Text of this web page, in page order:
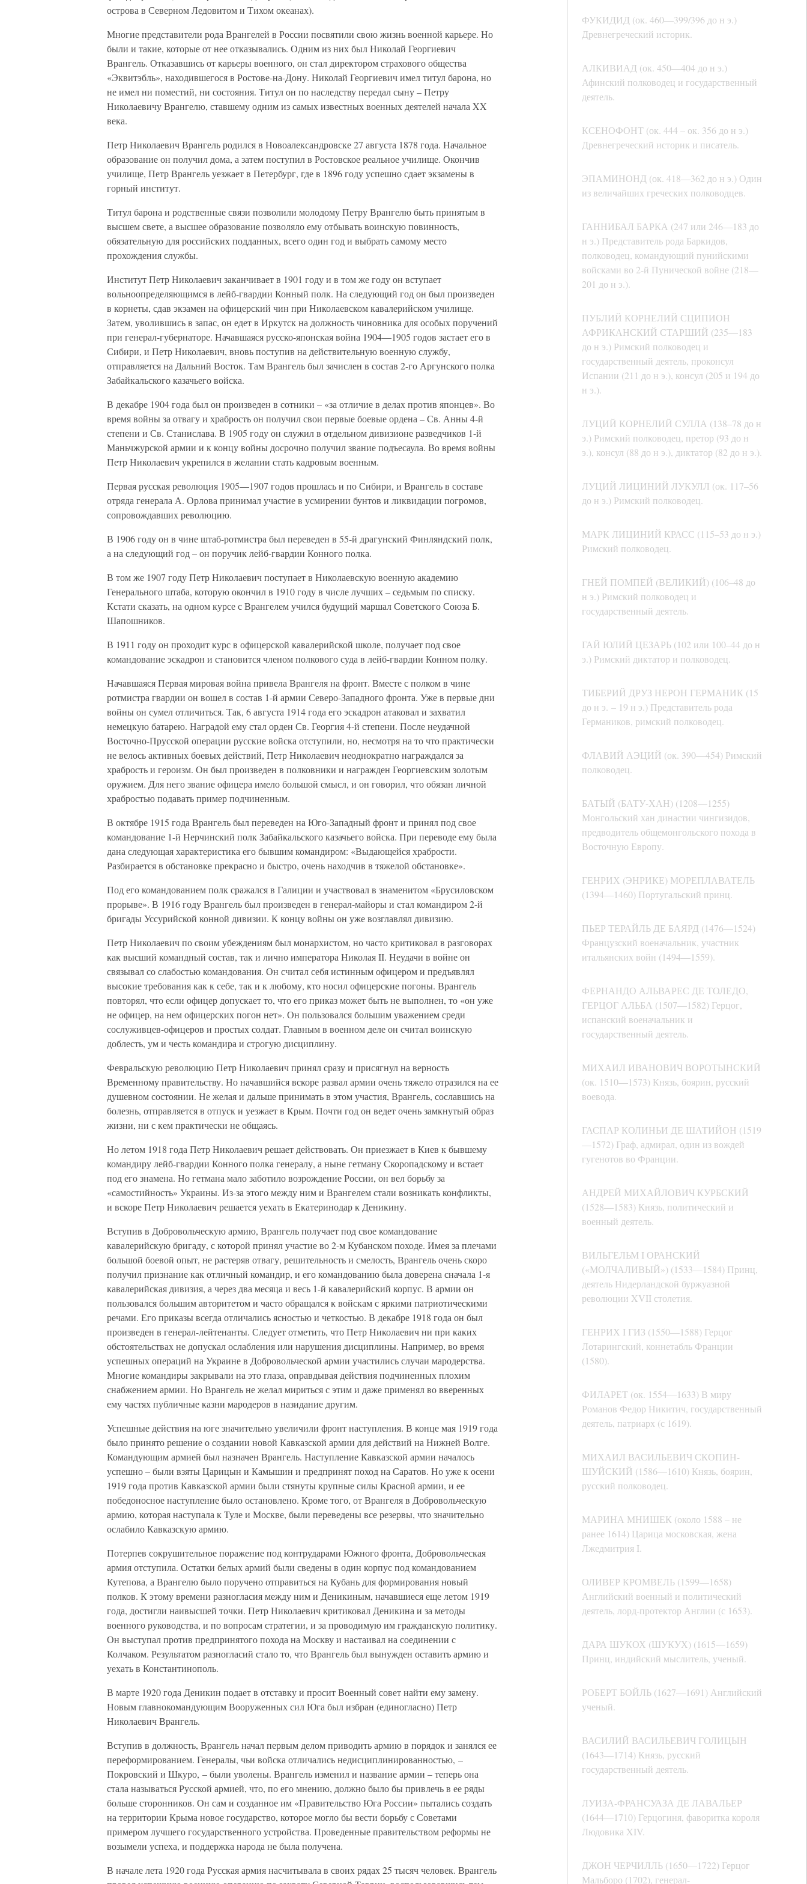
ФУКИДИД (ок. 460—399/396 до н э.)
Древнегреческий историк.
АЛКИВИАД (ок. 450—404 до н э.)
Афинский полководец и государственный
деятель.
КСЕНОФОНТ (ок. 444 – ок. 356 до н э.)
Древнегреческий историк и писатель.
ЭПАМИНОНД (ок. 418—362 до н э.) Один
из величайших греческих полководцев.
ГАННИБАЛ БАРКА (247 или 246—183 до
н э.) Представитель рода Баркидов,
полководец, командующий пунийскими
войсками во 2-й Пунической войне (218—
201 до н э.).
ПУБЛИЙ КОРНЕЛИЙ СЦИПИОН
АФРИКАНСКИЙ СТАРШИЙ (235—183
до н э.) Римский полководец и
государственный деятель, проконсул
Испании (211 до н э.), консул (205 и 194 до
н э.).
ЛУЦИЙ КОРНЕЛИЙ СУЛЛА (138–78 до н
э.) Римский полководец, претор (93 до н
э.), консул (88 до н э.), диктатор (82 до н э.).
ЛУЦИЙ ЛИЦИНИЙ ЛУКУЛЛ (ок. 117–56
до н э.) Римский полководец.
МАРК ЛИЦИНИЙ КРАСС (115–53 до н э.)
Римский полководец.
ГНЕЙ ПОМПЕЙ (ВЕЛИКИЙ) (106–48 до
н э.) Римский полководец и
государственный деятель.
ГАЙ ЮЛИЙ ЦЕЗАРЬ (102 или 100–44 до н
э.) Римский диктатор и полководец.
ТИБЕРИЙ ДРУЗ НЕРОН ГЕРМАНИК (15
до н э. – 19 н э.) Представитель рода
Германиков, римский полководец.
ФЛАВИЙ АЭЦИЙ (ок. 390—454) Римский
полководец.
БАТЫЙ (БАТУ-ХАН) (1208—1255)
Монгольский хан династии чингизидов,
предводитель общемонгольского похода в
Восточную Европу.
ГЕНРИХ (ЭНРИКЕ) МОРЕПЛАВАТЕЛЬ
(1394—1460) Португальский принц.
ПЬЕР ТЕРАЙЛЬ ДЕ БАЯРД (1476—1524)
Французский военачальник, участник
итальянских войн (1494—1559).
ФЕРНАНДО АЛЬВАРЕС ДЕ ТОЛЕДО,
ГЕРЦОГ АЛЬБА (1507—1582) Герцог,
испанский военачальник и
государственный деятель.
МИХАИЛ ИВАНОВИЧ ВОРОТЫНСКИЙ
(ок. 1510—1573) Князь, боярин, русский
воевода.
ГАСПАР КОЛИНЬИ ДЕ ШАТИЙОН (1519
—1572) Граф, адмирал, один из вождей
гугенотов во Франции.
АНДРЕЙ МИХАЙЛОВИЧ КУРБСКИЙ
(1528—1583) Князь, политический и
военный деятель.
ВИЛЬГЕЛЬМ I ОРАНСКИЙ
(«МОЛЧАЛИВЫЙ») (1533—1584) Принц,
деятель Нидерландской буржуазной
революции XVII столетия.
ГЕНРИХ I ГИЗ (1550—1588) Герцог
Лотарингский, коннетабль Франции
(1580).
ФИЛАРЕТ (ок. 1554—1633) В миру
Романов Федор Никитич, государственный
деятель, патриарх (с 1619).
МИХАИЛ ВАСИЛЬЕВИЧ СКОПИН-
ШУЙСКИЙ (1586—1610) Князь, боярин,
русский полководец.
МАРИНА МНИШЕК (около 1588 – не
ранее 1614) Царица московская, жена
Лжедмитрия I.
ОЛИВЕР КРОМВЕЛЬ (1599—1658)
Английский военный и политический
деятель, лорд-протектор Англии (с 1653).
ДАРА ШУКОХ (ШУКУХ) (1615—1659)
Принц, индийский мыслитель, ученый.
РОБЕРТ БОЙЛЬ (1627—1691) Английский
ученый.
ВАСИЛИЙ ВАСИЛЬЕВИЧ ГОЛИЦЫН
(1643—1714) Князь, русский
государственный деятель.
ЛУИЗА-ФРАНСУАЗА ДЕ ЛАВАЛЬЕР
(1644—1710) Герцогиня, фаворитка короля
Людовика XIV.
ДЖОН ЧЕРЧИЛЛЬ (1650—1722) Герцог
Мальборо (1702), генерал-
острова в Северном Ледовитом и Тихом океанах).
Многие представители рода Врангелей в России посвятили свою жизнь военной карьере. Но
были и такие, которые от нее отказывались. Одним из них был Николай Георгиевич
Врангель. Отказавшись от карьеры военного, он стал директором страхового общества
«Эквитэбль», находившегося в Ростове-на-Дону. Николай Георгиевич имел титул барона, но
не имел ни поместий, ни состояния. Титул он по наследству передал сыну – Петру
Николаевичу Врангелю, ставшему одним из самых известных военных деятелей начала XX
века.
Петр Николаевич Врангель родился в Новоалександровске 27 августа 1878 года. Начальное
образование он получил дома, а затем поступил в Ростовское реальное училище. Окончив
училище, Петр Врангель уезжает в Петербург, где в 1896 году успешно сдает экзамены в
горный институт.
Титул барона и родственные связи позволили молодому Петру Врангелю быть принятым в
высшем свете, а высшее образование позволяло ему отбывать воинскую повинность,
обязательную для российских подданных, всего один год и выбрать самому место
прохождения службы.
Институт Петр Николаевич заканчивает в 1901 году и в том же году он вступает
вольноопределяющимся в лейб-гвардии Конный полк. На следующий год он был произведен
в корнеты, сдав экзамен на офицерский чин при Николаевском кавалерийском училище.
Затем, уволившись в запас, он едет в Иркутск на должность чиновника для особых поручений
при генерал-губернаторе. Начавшаяся русско-японская война 1904—1905 годов застает его в
Сибири, и Петр Николаевич, вновь поступив на действительную военную службу,
отправляется на Дальний Восток. Там Врангель был зачислен в состав 2-го Аргунского полка
Забайкальского казачьего войска.
В декабре 1904 года был он произведен в сотники – «за отличие в делах против японцев». Во
время войны за отвагу и храбрость он получил свои первые боевые ордена – Св. Анны 4-й
степени и Св. Станислава. В 1905 году он служил в отдельном дивизионе разведчиков 1-й
Маньчжурской армии и к концу войны досрочно получил звание подъесаула. Во время войны
Петр Николаевич укрепился в желании стать кадровым военным.
Первая русская революция 1905—1907 годов прошлась и по Сибири, и Врангель в составе
отряда генерала А. Орлова принимал участие в усмирении бунтов и ликвидации погромов,
сопровождавших революцию.
В 1906 году он в чине штаб-ротмистра был переведен в 55-й драгунский Финляндский полк,
а на следующий год – он поручик лейб-гвардии Конного полка.
В том же 1907 году Петр Николаевич поступает в Николаевскую военную академию
Генерального штаба, которую окончил в 1910 году в числе лучших – седьмым по списку.
Кстати сказать, на одном курсе с Врангелем учился будущий маршал Советского Союза Б.
Шапошников.
В 1911 году он проходит курс в офицерской кавалерийской школе, получает под свое
командование эскадрон и становится членом полкового суда в лейб-гвардии Конном полку.
Начавшаяся Первая мировая война привела Врангеля на фронт. Вместе с полком в чине
ротмистра гвардии он вошел в состав 1-й армии Северо-Западного фронта. Уже в первые дни
войны он сумел отличиться. Так, 6 августа 1914 года его эскадрон атаковал и захватил
немецкую батарею. Наградой ему стал орден Св. Георгия 4-й степени. После неудачной
Восточно-Прусской операции русские войска отступили, но, несмотря на то что практически
не велось активных боевых действий, Петр Николаевич неоднократно награждался за
храбрость и героизм. Он был произведен в полковники и награжден Георгиевским золотым
оружием. Для него звание офицера имело большой смысл, и он говорил, что обязан личной
храбростью подавать пример подчиненным.
В октябре 1915 года Врангель был переведен на Юго-Западный фронт и принял под свое
командование 1-й Нерчинский полк Забайкальского казачьего войска. При переводе ему была
дана следующая характеристика его бывшим командиром: «Выдающейся храбрости.
Разбирается в обстановке прекрасно и быстро, очень находчив в тяжелой обстановке».
Под его командованием полк сражался в Галиции и участвовал в знаменитом «Брусиловском
прорыве». В 1916 году Врангель был произведен в генерал-майоры и стал командиром 2-й
бригады Уссурийской конной дивизии. К концу войны он уже возглавлял дивизию.
Петр Николаевич по своим убеждениям был монархистом, но часто критиковал в разговорах
как высший командный состав, так и лично императора Николая II. Неудачи в войне он
связывал со слабостью командования. Он считал себя истинным офицером и предъявлял
высокие требования как к себе, так и к любому, кто носил офицерские погоны. Врангель
повторял, что если офицер допускает то, что его приказ может быть не выполнен, то «он уже
не офицер, на нем офицерских погон нет». Он пользовался большим уважением среди
сослуживцев-офицеров и простых солдат. Главным в военном деле он считал воинскую
доблесть, ум и честь командира и строгую дисциплину.
Февральскую революцию Петр Николаевич принял сразу и присягнул на верность
Временному правительству. Но начавшийся вскоре развал армии очень тяжело отразился на ее
душевном состоянии. Не желая и дальше принимать в этом участия, Врангель, сославшись на
болезнь, отправляется в отпуск и уезжает в Крым. Почти год он ведет очень замкнутый образ
жизни, ни с кем практически не общаясь.
Но летом 1918 года Петр Николаевич решает действовать. Он приезжает в Киев к бывшему
командиру лейб-гвардии Конного полка генералу, а ныне гетману Скоропадскому и встает
под его знамена. Но гетмана мало заботило возрождение России, он вел борьбу за
«самостийность» Украины. Из-за этого между ним и Врангелем стали возникать конфликты,
и вскоре Петр Николаевич решается уехать в Екатеринодар к Деникину.
Вступив в Добровольческую армию, Врангель получает под свое командование
кавалерийскую бригаду, с которой принял участие во 2-м Кубанском походе. Имея за плечами
большой боевой опыт, не растеряв отвагу, решительность и смелость, Врангель очень скоро
получил признание как отличный командир, и его командованию была доверена сначала 1-я
кавалерийская дивизия, а через два месяца и весь 1-й кавалерийский корпус. В армии он
пользовался большим авторитетом и часто обращался к войскам с яркими патриотическими
речами. Его приказы всегда отличались ясностью и четкостью. В декабре 1918 года он был
произведен в генерал-лейтенанты. Следует отметить, что Петр Николаевич ни при каких
обстоятельствах не допускал ослабления или нарушения дисциплины. Например, во время
успешных операций на Украине в Добровольческой армии участились случаи мародерства.
Многие командиры закрывали на это глаза, оправдывая действия подчиненных плохим
снабжением армии. Но Врангель не желал мириться с этим и даже применял во вверенных
ему частях публичные казни мародеров в назидание другим.
Успешные действия на юге значительно увеличили фронт наступления. В конце мая 1919 года
было принято решение о создании новой Кавказской армии для действий на Нижней Волге.
Командующим армией был назначен Врангель. Наступление Кавказской армии началось
успешно – были взяты Царицын и Камышин и предпринят поход на Саратов. Но уже к осени
1919 года против Кавказской армии были стянуты крупные силы Красной армии, и ее
победоносное наступление было остановлено. Кроме того, от Врангеля в Добровольческую
армию, которая наступала к Туле и Москве, были переведены все резервы, что значительно
ослабило Кавказскую армию.
Потерпев сокрушительное поражение под контрударами Южного фронта, Добровольческая
армия отступила. Остатки белых армий были сведены в один корпус под командованием
Кутепова, а Врангелю было поручено отправиться на Кубань для формирования новый
полков. К этому времени разногласия между ним и Деникиным, начавшиеся еще летом 1919
года, достигли наивысшей точки. Петр Николаевич критиковал Деникина и за методы
военного руководства, и по вопросам стратегии, и за проводимую им гражданскую политику.
Он выступал против предпринятого похода на Москву и настаивал на соединении с
Колчаком. Результатом разногласий стало то, что Врангель был вынужден оставить армию и
уехать в Константинополь.
В марте 1920 года Деникин подает в отставку и просит Военный совет найти ему замену.
Новым главнокомандующим Вооруженных сил Юга был избран (единогласно) Петр
Николаевич Врангель.
Вступив в должность, Врангель начал первым делом приводить армию в порядок и занялся ее
переформированием. Генералы, чьи войска отличались недисциплинированностью, –
Покровский и Шкуро, – были уволены. Врангель изменил и название армии – теперь она
стала называться Русской армией, что, по его мнению, должно было бы привлечь в ее ряды
больше сторонников. Он сам и созданное им «Правительство Юга России» пытались создать
на территории Крыма новое государство, которое могло бы вести борьбу с Советами
примером лучшего государственного устройства. Проведенные правительством реформы не
возымели успеха, и поддержка народа не была получена.
В начале лета 1920 года Русская армия насчитывала в своих рядах 25 тысяч человек. Врангель